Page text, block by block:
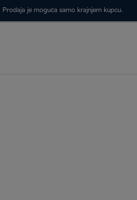
je moguća samo krajnjem kupcu.